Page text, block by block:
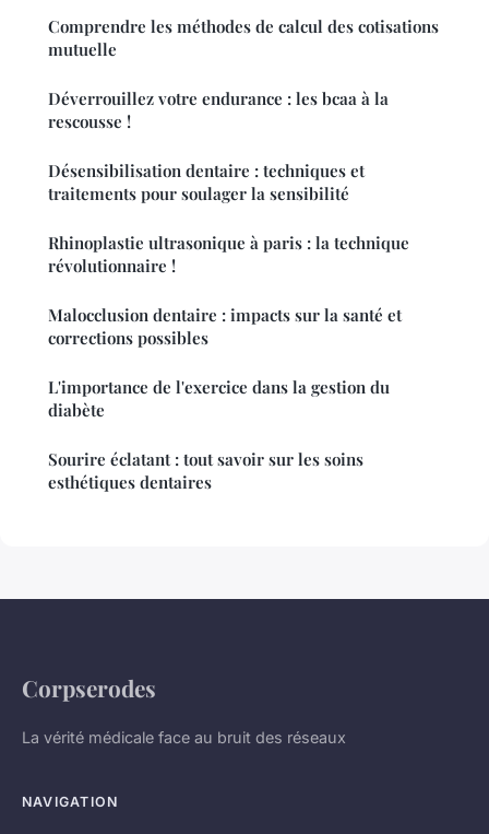
Comprendre les méthodes de calcul des cotisations
mutuelle
Déverrouillez votre endurance : les bcaa à la
rescousse !
Désensibilisation dentaire : techniques et
traitements pour soulager la sensibilité
Rhinoplastie ultrasonique à paris : la technique
révolutionnaire !
Malocclusion dentaire : impacts sur la santé et
corrections possibles
L'importance de l'exercice dans la gestion du
diabète
Sourire éclatant : tout savoir sur les soins
esthétiques dentaires
Corpserodes
La vérité médicale face au bruit des réseaux
NAVIGATION